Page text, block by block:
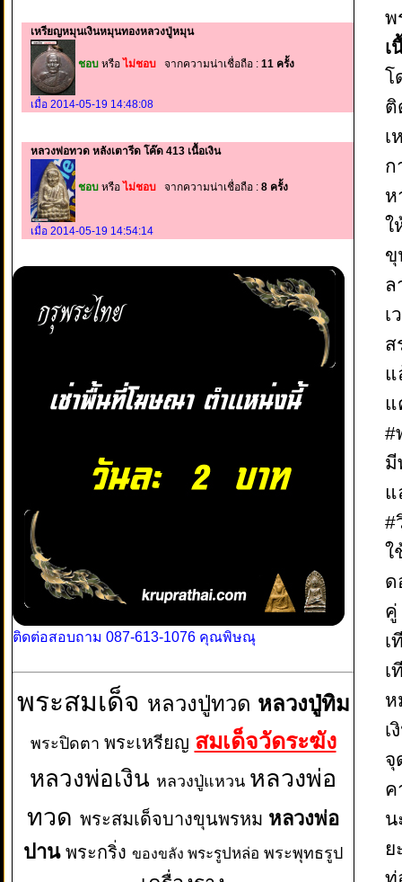
เหรียญหมุนเงินหมุนทองหลวงปู่หมุน
ชอบ หรือ ไม่ชอบ จากความน่าเชื่อถือ : 11 ครั้ง
เมื่อ 2014-05-19 14:48:08
หลวงพ่อทวด หลังเตารีด โค๊ด 413 เนื้อเงิน
ชอบ หรือ ไม่ชอบ จากความน่าเชื่อถือ : 8 ครั้ง
เมื่อ 2014-05-19 14:54:14
ติดต่อสอบถาม 087-613-1076 คุณพิษณุ
พระสมเด็จ หลวงปู่ทวด หลวงปู่ทิม
พระปิดตา พระเหรียญ สมเด็จวัดระฆัง
หลวงพ่อเงิน หลวงปู่แหวน หลวงพ่อ
ทวด พระสมเด็จบางขุนพรหม หลวงพ่อ
ปาน พระกริ่ง ของขลัง พระรูปหล่อ พระพุทธรูป
พ
เ
โ
ติ
เ
ก
ห
ใ
ขุ
ล
เ
ส
แ
#
มี
แ
#
ใ
ด
คู่
เ
เ
ห
เ
จุ
ค
น
ย